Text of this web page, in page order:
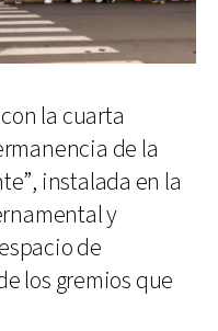
la cuarta
de la
instalada en la
y
de
los gremios que